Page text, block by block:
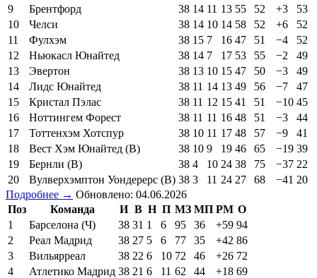
9
Брентфорд 38 14 11 13 55 52 +3
53
10
Челси 38 14 10 14 58 52 +6
52
11
Фулхэм 38 15 7 16 47 51 −4
52
12
Ньюкасл Юнайтед 38 14 7 17 53 55 −2
49
13
Эвертон 38 13 10 15 47 50 −3
49
14
Лидс Юнайтед 38 11 14 13 49 56 −7
47
15
Кристал Пэлас 38 11 12 15 41 51 −10 45
16
Ноттингем Форест 38 11 11 16 48 51 −3
44
17
Тоттенхэм Хотспур 38 10 11 17 48 57 −9
41
18
Вест Хэм Юнайтед (В) 38 10 9 19 46 65 −19 39
19
Бернли (В) 38 4 10 24 38 75 −37 22
20
Вулверхэмптон Уондерерс (В) 38 3 11 24 27 68 −41 20
Подробнее → Обновлено: 04.06.2026
Поз
Команда И В Н П МЗ МП РМ О
1
Барселона (Ч) 38 31 1 6 95 36 +59 94
2
Реал Мадрид 38 27 5 6 77 35 +42 86
3
Вильярреал 38 22 6 10 72 46 +26 72
4
Атлетико Мадрид 38 21 6 11 62 44 +18 69